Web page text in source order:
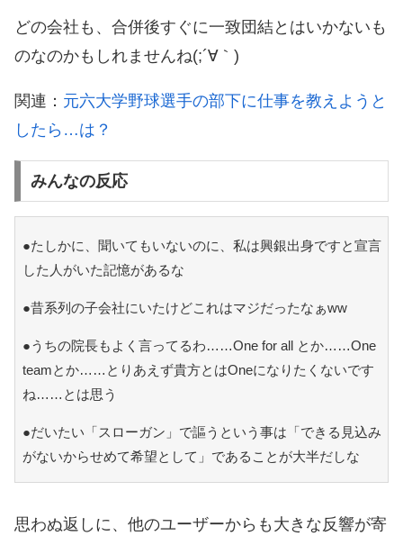
どの会社も、合併後すぐに一致団結とはいかないも
のなのかもしれませんね(;´∀｀)
関連： 元六大学野球選手の部下に仕事を教えようと
したら…は？
みんなの反応
●たしかに、聞いてもいないのに、私は興銀出身ですと宣言
した人がいた記憶があるな
●昔系列の子会社にいたけどこれはマジだったなぁww
●うちの院長もよく言ってるわ……One for all とか……One
teamとか……とりあえず貴方とはOneになりたくないです
ね……とは思う
●だいたい「スローガン」で謳うという事は「できる見込み
がないからせめて希望として」であることが大半だしな
思わぬ返しに、他のユーザーからも大きな反響が寄